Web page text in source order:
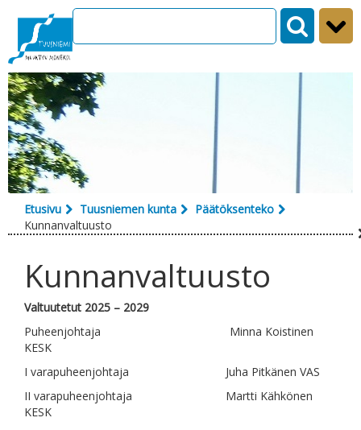
Siirry sisältöön
Etusivu Tuusniemen kunta
Päätöksenteko
Kunnanvaltuusto
Kunnanvaltuusto
Valtuutetut 2025 – 2029
Puheenjohtaja Minna Koistinen
KESK
I varapuheenjohtaja Juha Pitkänen VAS
II varapuheenjohtaja Martti Kähkönen
KESK